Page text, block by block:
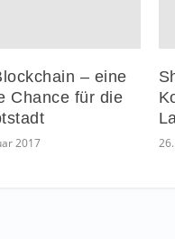
– eine
Chance für die
2017